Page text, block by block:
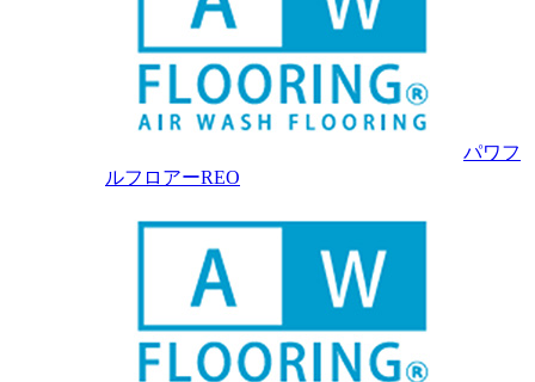
パワフ
ルフロアーREO